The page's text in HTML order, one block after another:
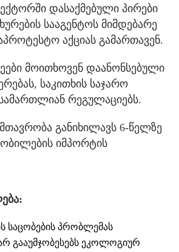
დასაქმებული პირები
სააგენტოს მიმდებარე
აქციას გამართავენ.
მოითხოვენ დაანონსებული
საკითხის საჯარო
რეგულაციებს.
განიხილავს 6-წელზე
იმპორტის
საცობების პრობლემას
გააუმჯობესებს ეკოლოგიურ